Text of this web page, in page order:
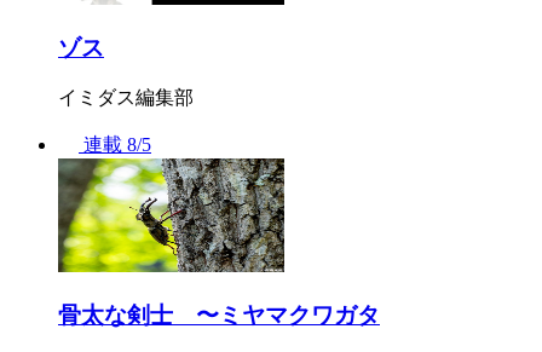
ゾス
イミダス編集部
連載 8/5
骨太な剣士 〜ミヤマクワガタ